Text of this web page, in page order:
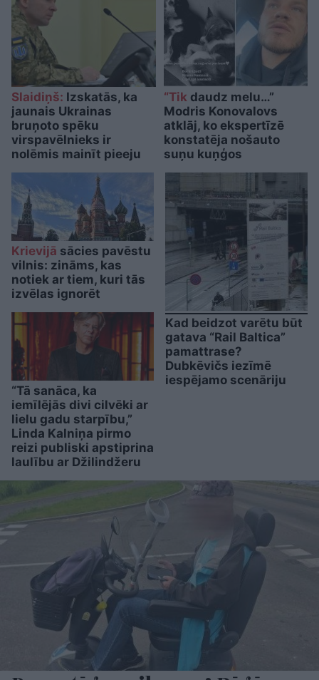
Slaidiņš: Izskatās, ka
jaunais Ukrainas
bruņoto spēku
virspavēlnieks ir
nolēmis mainīt pieeju
“Tikdaudz melu…”
Modris Konovalovs
atklāj, ko ekspertīzē
konstatēja nošauto
suņu kuņģos
Krievijā sācies pavēstu
vilnis: zināms, kas
notiek ar tiem, kuri tās
izvēlas ignorēt
“Tā sanāca, ka
iemīlējās divi cilvēki ar
lielu gadu starpību,”
Linda Kalniņa pirmo
reizi publiski apstiprina
laulību ar Džilindžeru
Kad beidzot varētu būt
gatava “Rail Baltica”
pamattrase?
Dubkēvičs iezīmē
iespējamo scenāriju